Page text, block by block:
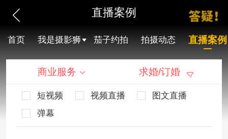
直播案例
首页 我是摄影狮 茄子约拍 拍摄动态 直播案例
商业服务 求婚/订婚
短视频 视频直播
图文直播
弹幕